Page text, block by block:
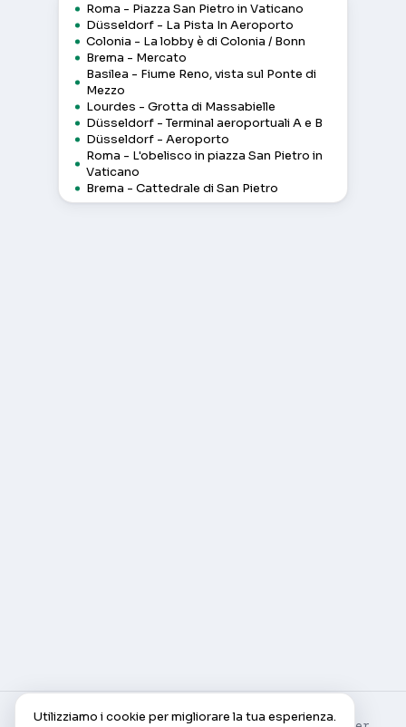
Roma - Piazza San Pietro in Vaticano
Düsseldorf - La Pista In Aeroporto
Colonia - La lobby è di Colonia / Bonn
Brema - Mercato
Basilea - Fiume Reno, vista sul Ponte di
Mezzo
Lourdes - Grotta di Massabielle
Düsseldorf - Terminal aeroportuali A e B
Düsseldorf - Aeroporto
Roma - L'obelisco in piazza San Pietro in
Vaticano
Brema - Cattedrale di San Pietro
Utilizziamo i cookie per migliorare la tua esperienza.